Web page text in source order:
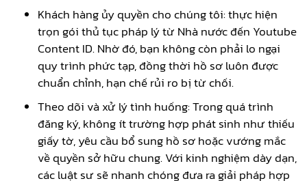
Khách hàng ủy quyền cho chúng tôi: thực hiện
trọn gói thủ tục pháp lý từ Nhà nước đến Youtube
Content ID. Nhờ đó, bạn không còn phải lo ngại
quy trình phức tạp, đồng thời hồ sơ luôn được
chuẩn chỉnh, hạn chế rủi ro bị từ chối.
Theo dõi và xử lý tình huống: Trong quá trình
đăng ký, không ít trường hợp phát sinh như thiếu
giấy tờ, yêu cầu bổ sung hồ sơ hoặc vướng mắc
về quyền sở hữu chung. Với kinh nghiệm dày dạn,
các luật sư sẽ nhanh chóng đưa ra giải pháp hợp